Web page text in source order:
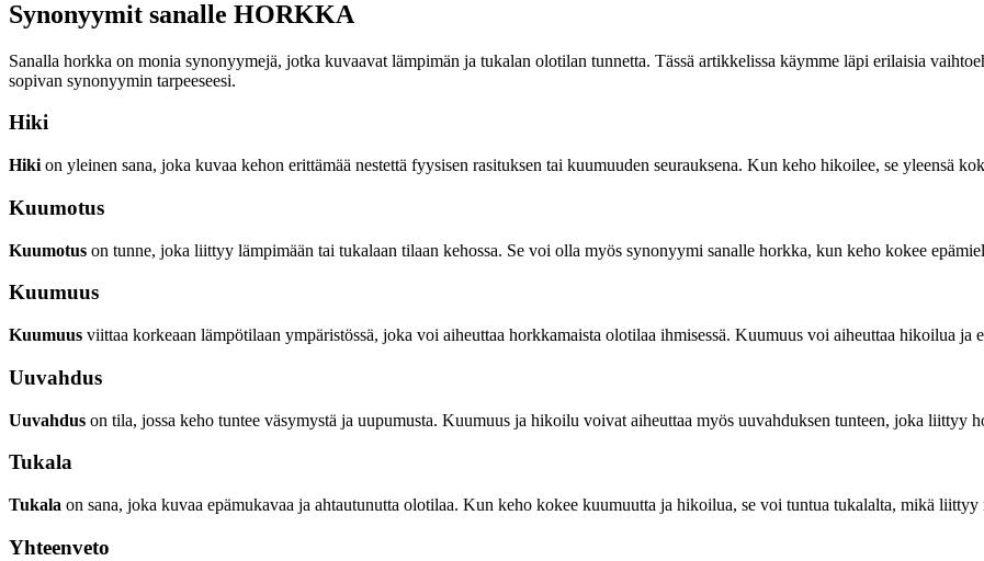
Synonyymit sanalle HORKKA
Sanalla horkka on monia synonyymejä, jotka kuvaavat lämpimän ja tukalan olotilan tunnetta. Tässä artikkelissa käymme läpi erilaisia
sopivan synonyymin tarpeeseesi.
Hiki
Hiki on yleinen sana, joka kuvaa kehon erittämää nestettä fyysisen rasituksen tai kuumuuden seurauksena. Kun keho hikoilee, se yleensä
Kuumotus
Kuumotus on tunne, joka liittyy lämpimään tai tukalaan tilaan kehossa. Se voi olla myös synonyymi sanalle horkka, kun keho kokee
Kuumuus
Kuumuus viittaa korkeaan lämpötilaan ympäristössä, joka voi aiheuttaa horkkamaista olotilaa ihmisessä. Kuumuus voi aiheuttaa hikoilua ja
Uuvahdus
Uuvahdus on tila, jossa keho tuntee väsymystä ja uupumusta. Kuumuus ja hikoilu voivat aiheuttaa myös uuvahduksen tunteen, joka liittyy
Tukala
Tukala on sana, joka kuvaa epämukavaa ja ahtautunutta olotilaa. Kun keho kokee kuumuutta ja hikoilua, se voi tuntua tukalalta, mikä liittyy
Yhteenveto